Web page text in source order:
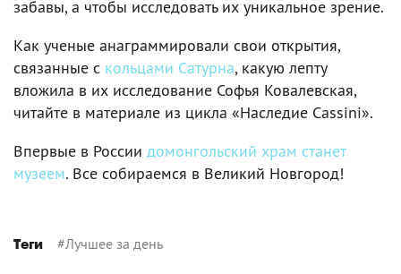
забавы, а чтобы исследовать их уникальное зрение.
Как ученые анаграммировали свои открытия,
связанные с кольцами Сатурна, какую лепту
вложила в их исследование Софья Ковалевская,
читайте в материале из цикла «Наследие Cassini».
Впервые в России домонгольский храм станет
музеем. Все собираемся в Великий Новгород!
Теги #Лучшее за день